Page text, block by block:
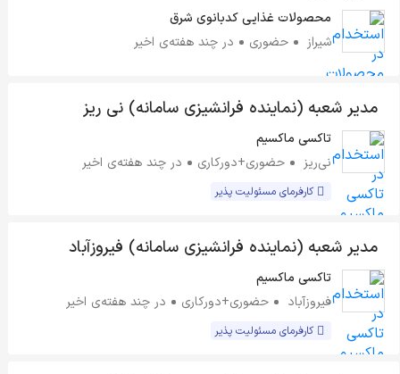
محصولات غذایی کدبانوی شرق
شیراز
حضوری در چند هفته‌ی اخیر
مدیر شعبه (نماینده فرانشیزی سامانه) نی ریز
تاکسی ماکسیم
نی‌ریز
حضوری+دورکاری در چند هفته‌ی اخیر
کارفرمای مسئولیت پذیر
مدیر شعبه (نماینده فرانشیزی سامانه) فیروزآباد
تاکسی ماکسیم
فیروزآباد
حضوری+دورکاری در چند هفته‌ی اخیر
کارفرمای مسئولیت پذیر